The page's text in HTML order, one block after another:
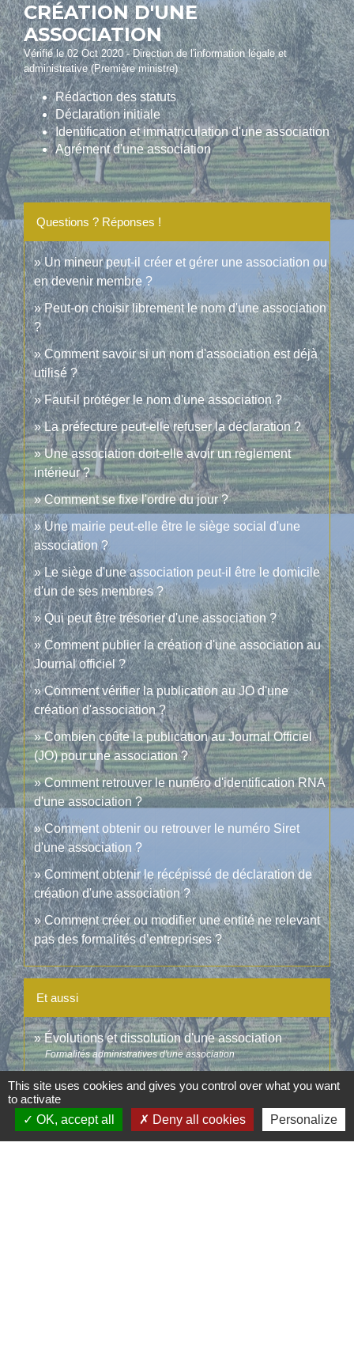
CRÉATION D'UNE
ASSOCIATION
Vérifié le 02 Oct 2020 - Direction de l'information légale et
administrative (Première ministre)
Rédaction des statuts
Déclaration initiale
Identification et immatriculation d'une association
Agrément d'une association
Questions ? Réponses !
Un mineur peut-il créer et gérer une association ou
en devenir membre ?
Peut-on choisir librement le nom d'une association
?
Comment savoir si un nom d'association est déjà
utilisé ?
Faut-il protéger le nom d'une association ?
La préfecture peut-elle refuser la déclaration ?
Une association doit-elle avoir un règlement
intérieur ?
Comment se fixe l'ordre du jour ?
Une mairie peut-elle être le siège social d'une
association ?
Le siège d'une association peut-il être le domicile
d'un de ses membres ?
Qui peut être trésorier d'une association ?
Comment publier la création d'une association au
Journal officiel ?
Comment vérifier la publication au JO d'une
création d'association ?
Combien coûte la publication au Journal Officiel
(JO) pour une association ?
Comment retrouver le numéro d'identification RNA
d'une association ?
Comment obtenir ou retrouver le numéro Siret
d'une association ?
Comment obtenir le récépissé de déclaration de
création d'une association ?
Comment créer ou modifier une entité ne relevant
pas des formalités d’entreprises ?
Et aussi
Évolutions et dissolution d'une association
Formalités administratives d'une association
This site uses cookies and gives you control over what you want
to activate
OK, accept all
Deny all cookies Personalize